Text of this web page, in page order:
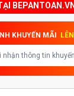
BEPANTOAN.VN
KHUYẾN MÃI